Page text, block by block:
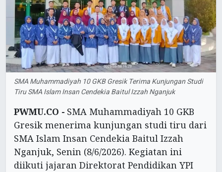
SMA Muhammadiyah 10 GKB Gresik Terima Kunjungan Studi
Tiru SMA Islam Insan Cendekia Baitul Izzah Nganjuk
PWMU.CO - SMA Muhammadiyah 10 GKB
Gresik menerima kunjungan studi tiru dari
SMA Islam Insan Cendekia Baitul Izzah
Nganjuk, Senin (8/6/2026). Kegiatan ini
diikuti jajaran Direktorat Pendidikan YPI